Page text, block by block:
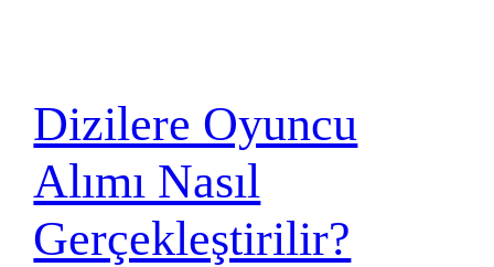
Dizilere Oyuncu
Alımı Nasıl
Gerçekleştirilir?